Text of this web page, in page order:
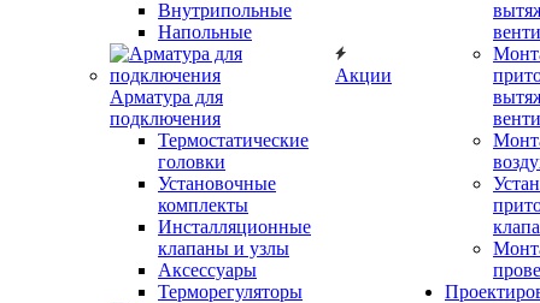
Внутрипольные
Напольные
Арматура для
подключения
Термостатические
головки
Установочные
комплекты
Инсталляционные
клапаны и узлы
Аксессуары
Терморегуляторы
Акции